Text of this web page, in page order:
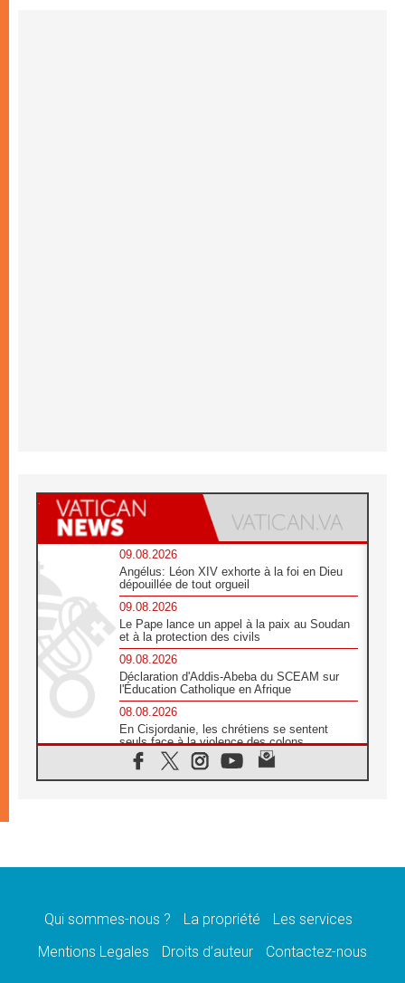
09.08.2026
Angélus: Léon XIV exhorte à la foi en Dieu
dépouillée de tout orgueil
09.08.2026
Le Pape lance un appel à la paix au Soudan
et à la protection des civils
09.08.2026
Déclaration d'Addis-Abeba du SCEAM sur
l'Éducation Catholique en Afrique
08.08.2026
En Cisjordanie, les chrétiens se sentent
seuls face à la violence des colons
08.08.2026
Léon XIV au sanctuaire de Notre Dame du
08.08.2026
08.08.2026
catholiques
Qui sommes-nous ? La propriété
Les services
Mentions Legales
Droits d’auteur Contactez-nous